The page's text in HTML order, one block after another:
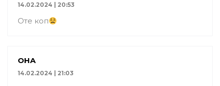
14.02.2024 | 20:53
Оте коп
ҚОНАҚ
14.02.2024 | 21:03